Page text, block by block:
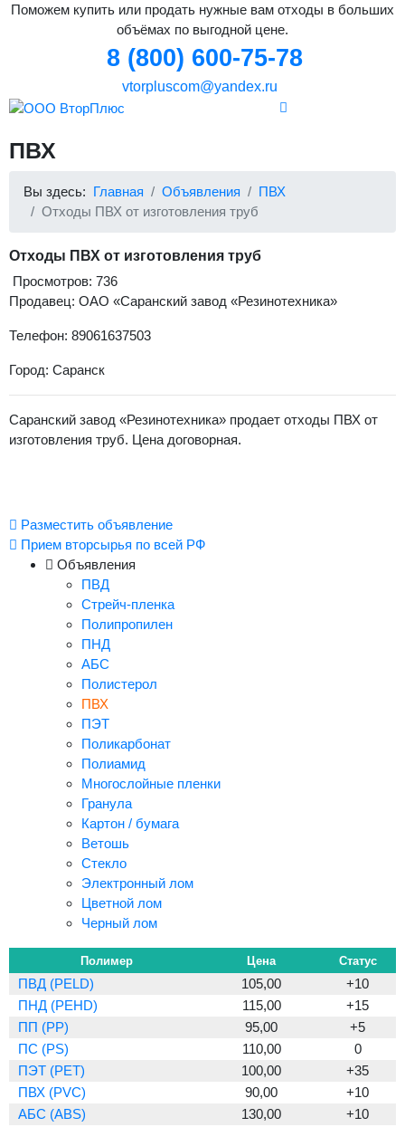
Поможем купить или продать нужные вам отходы в больших
объёмах по выгодной цене.
8 (800) 600-75-78
vtorpluscom@yandex.ru
ПВХ
Вы здесь: Главная Объявления
ПВХ
Отходы ПВХ от изготовления труб
Отходы ПВХ от изготовления труб
Просмотров: 736
Продавец: ОАО «Саранский завод «Резинотехника»
Телефон: 89061637503
Город: Саранск
Саранский завод «Резинотехника» продает отходы ПВХ от
изготовления труб. Цена договорная.
Разместить объявление
Прием вторсырья по всей РФ
Объявления
ПВД
Стрейч-пленка
Полипропилен
ПНД
АБС
Полистерол
ПВХ
ПЭТ
Поликарбонат
Полиамид
Многослойные пленки
Гранула
Картон / бумага
Ветошь
Стекло
Электронный лом
Цветной лом
Черный лом
Полимер Цена Статус
ПВД (PELD) 105,00
+10
ПНД (PEHD)
115,00
+15
ПП (PP)
95,00
+5
ПС (PS)
110,00
0
ПЭТ (PET)
100,00
+35
ПВХ (PVC)
90,00
+10
АБС (ABS)
130,00
+10